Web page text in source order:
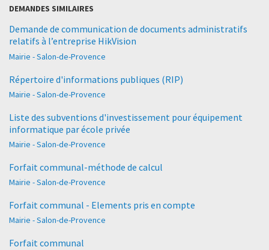
DEMANDES SIMILAIRES
Demande de communication de documents administratifs
relatifs à l’entreprise HikVision
Mairie - Salon-de-Provence
Répertoire d'informations publiques (RIP)
Mairie - Salon-de-Provence
Liste des subventions d'investissement pour équipement
informatique par école privée
Mairie - Salon-de-Provence
Forfait communal-méthode de calcul
Mairie - Salon-de-Provence
Forfait communal - Elements pris en compte
Mairie - Salon-de-Provence
Forfait communal